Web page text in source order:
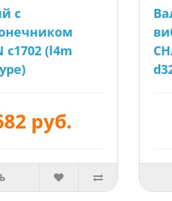
с
c1702 (l4m
руб.